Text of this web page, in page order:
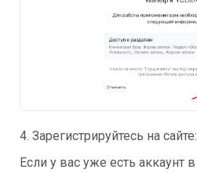
4. Зарегистрируйтесь на сайте:
Если у вас уже есть аккаунт в